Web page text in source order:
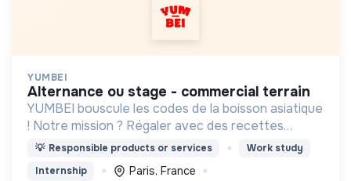
YUMBEI
alternance ou stage - commercial terrain
YUMBEI bouscule les codes de la boisson asiatique
! Notre mission ? Régaler avec des recettes
innovantes, plus saines et responsables.
💡 Responsible products or services
Work study
Internship
Paris, France